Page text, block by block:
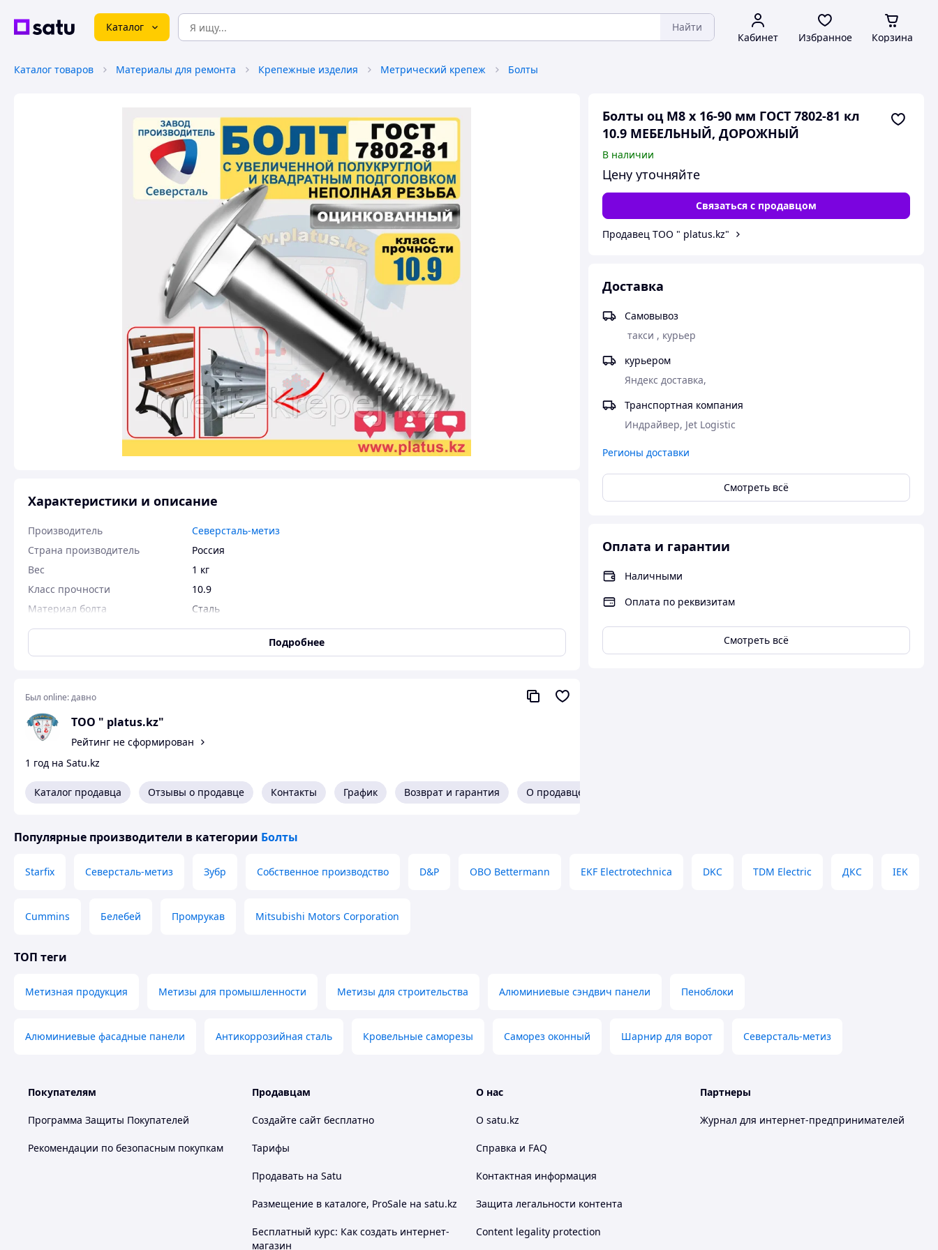
Каталог Найти
Кабинет Избранное Корзина
Каталог товаров Материалы для ремонта Крепежные изделия Метрический крепеж Болты
Болты оц М8 х 16-90 мм ГОСТ 7802-81 кл
10.9 МЕБЕЛЬНЫЙ, ДОРОЖНЫЙ
В наличии
Цену уточняйте
Связаться с продавцом
Продавец ТОО " platus.kz"
Доставка
Самовывоз
такси , курьер
курьером
Яндекс доставка,
Транспортная компания
Индрайвер, Jet Logistic
Регионы доставки
Смотреть всё
Оплата и гарантии
Наличными
Оплата по реквизитам
Смотреть всё
Характеристики и описание
Производитель
Северсталь-метиз
Страна производитель
Россия
Вес
1 кг
Класс прочности
10.9
Материал болта
Сталь
Метрическая резьба, М
8 мм
Состояние
Стандарт
Тип резьбы
Метрическая
Форма болта
Болты с увеличенной полукруглой головкой и квадратным подголовком (ДОРОЖНЫЙ, МЕБЕЛЬНЫЙ) Класс
прочности 10.9 Производитель: «Орловский сталепрокатный завод» Авторизованный дилер в Республики
Похожие товары по характеристикам
Подробнее
Был online:давно
ТОО " platus.kz"
Рейтинг не сформирован
1 год на Satu.kz
Каталог продавца Отзывы о продавце Контакты График Возврат и гарантия О продавце
Популярные производители в категории Болты
Starfix Северсталь-метиз Зубр Собственное производство D&P OBO Bettermann EKF Electrotechnica DKC TDM Electric ДКС IEK
Cummins Белебей Промрукав Mitsubishi Motors Corporation
ТОП теги
Метизная продукция Метизы для промышленности Метизы для строительства Алюминиевые сэндвич панели Пеноблоки
Алюминиевые фасадные панели Антикоррозийная сталь Кровельные саморезы Саморез оконный Шарнир для ворот Северсталь-метиз
Покупателям
Программа Защиты Покупателей
Рекомендации по безопасным покупкам
Продавцам
Создайте сайт бесплатно
Тарифы
Продавать на Satu
Размещение в каталоге, ProSale на satu.kz
Бесплатный курс: Как создать интернет-
магазин
О нас
О satu.kz
Справка и FAQ
Контактная информация
Защита легальности контента
Content legality protection
Партнеры
Журнал для интернет-предпринимателей